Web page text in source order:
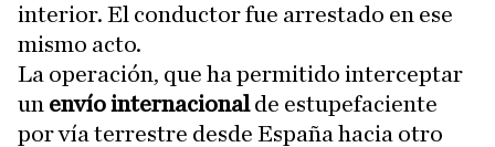
interior. El conductor fue arrestado en ese
mismo acto.
La operación, que ha permitido interceptar
un envío internacionalde estupefaciente
por vía terrestre desde España hacia otro